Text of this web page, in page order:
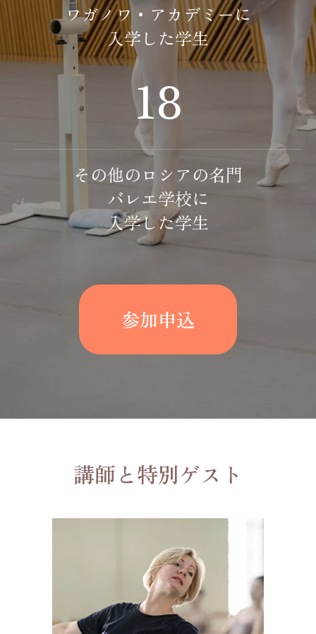
ワガノワ・アカデミーに
入学した学生
18
その他のロシアの名門
バレエ学校に
入学した学生
参加申込
講師と特別ゲスト